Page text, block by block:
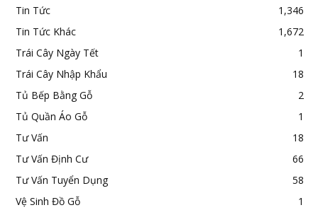
Tin Tức
1,346
Tin Tức Khác
1,672
Trái Cây Ngày Tết
1
Trái Cây Nhập Khẩu
18
Tủ Bếp Bằng Gỗ
2
Tủ Quần Áo Gỗ
1
Tư Vấn
18
Tư Vấn Định Cư
66
Tư Vấn Tuyển Dụng
58
Vệ Sinh Đồ Gỗ
1